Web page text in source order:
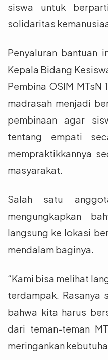
siswa untuk
solidaritas
Penyaluran bantuan
Kepala Bidang
Pembina OSIM MTsN
madrasah menjadi
pembinaan agar
tentang empati
mempraktikkannya
masyarakat.
Salah satu
mengungkapkan
langsung ke lokasi
mendalam baginya.
“Kami bisa melihat
terdampak. Rasanya
bahwa kita harus
dari teman-teman
meringankan